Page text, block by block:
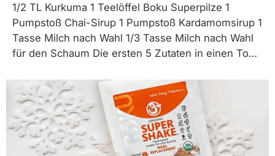
1/2 TL Kurkuma 1 Teelöffel Boku Superpilze 1
Pumpstoß Chai-Sirup 1 Pumpstoß Kardamomsirup 1
Tasse Milch nach Wahl 1/3 Tasse Milch nach Wahl
für den Schaum Die ersten 5 Zutaten in einen Topf
Bei mittlerer Hitze erhitzen, bis die gewünschte
Temperatur erreicht...